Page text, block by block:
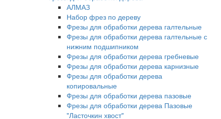
АЛМАЗ
Набор фрез по дереву
Фрезы для обработки дерева галтельные
Фрезы для обработки дерева галтельные с
нижним подшипником
Фрезы для обработки дерева гребневые
Фрезы для обработки дерева карнизные
Фрезы для обработки дерева
копировальные
Фрезы для обработки дерева пазовые
Фрезы для обработки дерева Пазовые
"Ласточкин хвост"